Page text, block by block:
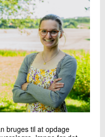
bruges til at opdage